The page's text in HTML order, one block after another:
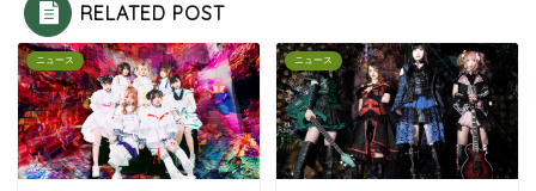
RELATED POST
ニュース ニュース